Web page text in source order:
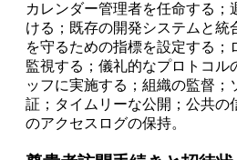
カレンダー管理者を任命する；
ける；既存の開発システムと統
を守るための指標を設定する；
監視する；儀礼的なプロトコル
ッフに実施する；組織の監督；
証；タイムリーな公開；公共の
のアクセスログの保持。